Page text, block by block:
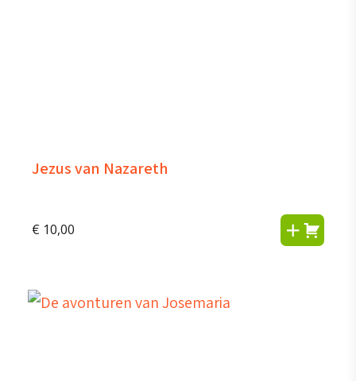
Jezus van Nazareth
€ 10,00